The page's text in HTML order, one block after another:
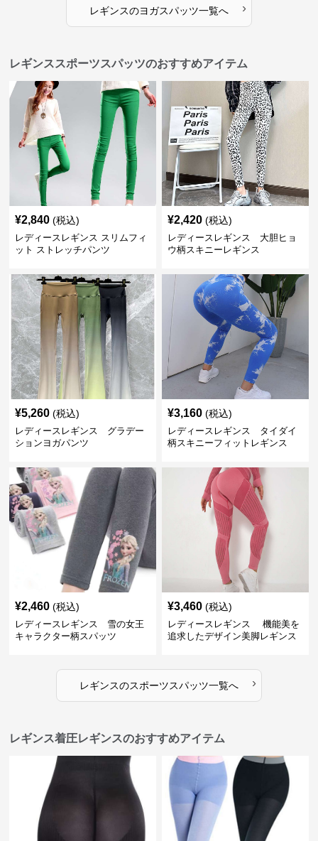
レギンスのヨガスパッツ一覧へ ›
レギンススポーツスパッツのおすすめアイテム
¥2,840 (税込)
レディースレギンス スリムフィ
ット ストレッチパンツ
¥2,420 (税込)
レディースレギンス 大胆ヒョ
ウ柄スキニーレギンス
¥5,260 (税込)
レディースレギンス グラデー
ションヨガパンツ
¥3,160 (税込)
レディースレギンス タイダイ
柄スキニーフィットレギンス
¥2,460 (税込)
レディースレギンス 雪の女王
キャラクター柄スパッツ
¥3,460 (税込)
レディースレギンス 機能美を
追求したデザイン美脚レギンス
レギンスのスポーツスパッツ一覧へ ›
レギンス着圧レギンスのおすすめアイテム